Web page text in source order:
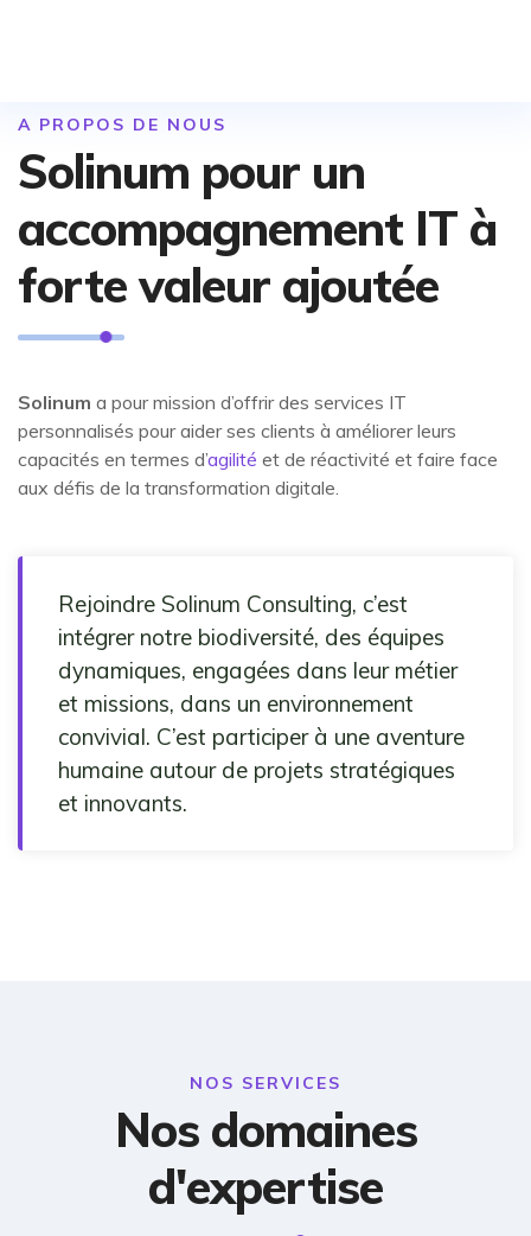
A PROPOS DE NOUS
Solinum pour un
accompagnement IT à
forte valeur ajoutée
Solinum a pour mission d’offrir des services IT
personnalisés pour aider ses clients à améliorer leurs
capacités en termes d’agilité et de réactivité et faire face
aux défis de la transformation digitale.
Rejoindre Solinum Consulting, c’est
intégrer notre biodiversité, des équipes
dynamiques, engagées dans leur métier
et missions, dans un environnement
convivial. C’est participer à une aventure
humaine autour de projets stratégiques
et innovants.
NOS SERVICES
Nos domaines
d'expertise